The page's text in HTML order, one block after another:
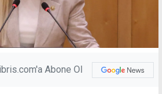
Abone Ol